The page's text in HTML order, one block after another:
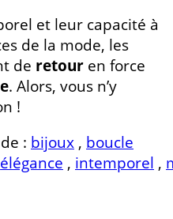
et leur capacité à
de la mode, les
de retour en force
. Alors, vous n’y
!
: bijoux , boucle
élégance , intemporel ,